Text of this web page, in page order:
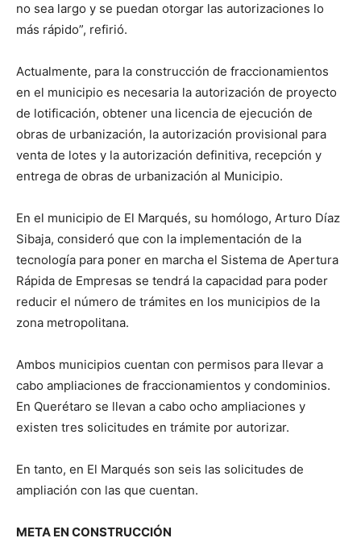
no sea largo y se puedan otorgar las autorizaciones lo
más rápido”, refirió.
Actualmente, para la construcción de fraccionamientos
en el municipio es necesaria la autorización de proyecto
de lotificación, obtener una licencia de ejecución de
obras de urbanización, la autorización provisional para
venta de lotes y la autorización definitiva, recepción y
entrega de obras de urbanización al Municipio.
En el municipio de El Marqués, su homólogo, Arturo Díaz
Sibaja, consideró que con la implementación de la
tecnología para poner en marcha el Sistema de Apertura
Rápida de Empresas se tendrá la capacidad para poder
reducir el número de trámites en los municipios de la
zona metropolitana.
Ambos municipios cuentan con permisos para llevar a
cabo ampliaciones de fraccionamientos y condominios.
En Querétaro se llevan a cabo ocho ampliaciones y
existen tres solicitudes en trámite por autorizar.
En tanto, en El Marqués son seis las solicitudes de
ampliación con las que cuentan.
META EN CONSTRUCCIÓN